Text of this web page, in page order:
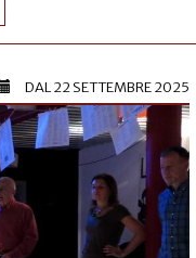
DAL22 SETTEMBRE 2025